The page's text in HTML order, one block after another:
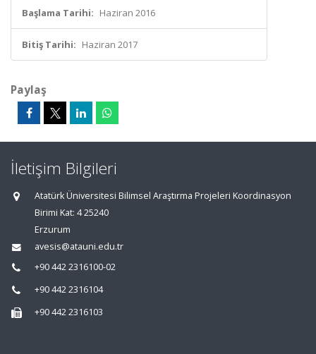
Başlama Tarihi: Haziran 2016
Bitiş Tarihi: Haziran 2017
Paylaş
İletişim Bilgileri
Atatürk Üniversitesi Bilimsel Araştırma Projeleri Koordinasyon
Birimi Kat: 4 25240
Erzurum
avesis@atauni.edu.tr
+90 442 2316100-02
+90 442 2316104
+90 442 2316103